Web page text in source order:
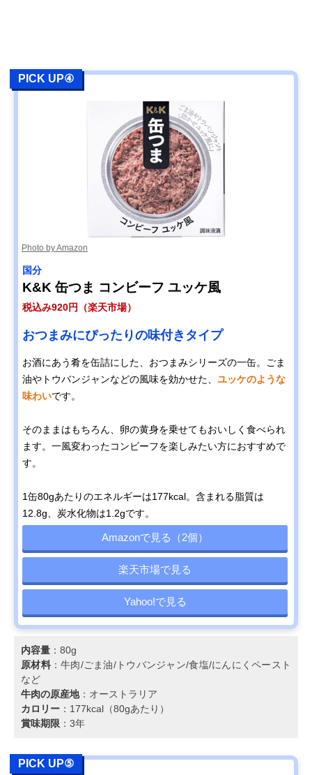
PICK UP④
Photo by Amazon
国分
K&K 缶つま コンビーフ ユッケ風
税込み920円（楽天市場）
おつまみにぴったりの味付きタイプ
お酒にあう肴を缶詰にした、おつまみシリーズの一缶。ごま
油やトウバンジャンなどの風味を効かせた、 ユッケのような
味わいです。
そのままはもちろん、卵の黄身を乗せてもおいしく食べられ
ます。一風変わったコンビーフを楽しみたい方におすすめで
す。
1缶80gあたりのエネルギーは177kcal。含まれる脂質は
12.8g、炭水化物は1.2gです。
Amazonで見る（2個）
楽天市場で見る
Yahoo!で見る
内容量 ：80g
原材料：牛肉/ごま油/トウバンジャン/食塩/にんにくペースト
など
牛肉の原産地：オーストラリア
カロリー ：177kcal（80gあたり）
賞味期限 ：3年
PICK UP⑤